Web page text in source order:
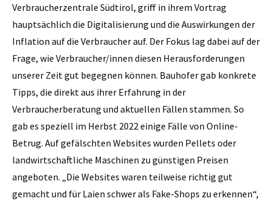
Verbraucherzentrale Südtirol, griff in ihrem Vortrag
hauptsächlich die Digitalisierung und die Auswirkungen der
Inflation auf die Verbraucher auf. Der Fokus lag dabei auf der
Frage, wie Verbraucher/innen diesen Herausforderungen
unserer Zeit gut begegnen können. Bauhofer gab konkrete
Tipps, die direkt aus ihrer Erfahrung in der
Verbraucherberatung und aktuellen Fällen stammen. So
gab es speziell im Herbst 2022 einige Fälle von Online-
Betrug. Auf gefälschten Websites wurden Pellets oder
landwirtschaftliche Maschinen zu günstigen Preisen
angeboten. „Die Websites waren teilweise richtig gut
gemacht und für Laien schwer als Fake-Shops zu erkennen“,